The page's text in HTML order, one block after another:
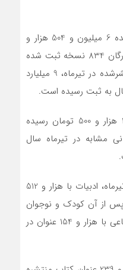
شمارگان کل کتاب‌های منتشر شده 6 میلیون و 504 هزار و
583 نسخه بوده و میانگین شمارگان 834 نسخه ثبت شده
است. ارزش ریالی کتاب‌های منتشرشده در تیرماه، 9 میلیارد
میانگین قیمت کتاب اما به 153 هزار و 500 تومان رسیده
مشابه در تیرماه سال
در میان رده‌های دیویی نشر در تیرماه، ادبیات با هزار و 512
پس از آن کودک و نوجوان
با هزار و 239 عنوان و علوم اجتماعی با هزار و 154 عنوان در